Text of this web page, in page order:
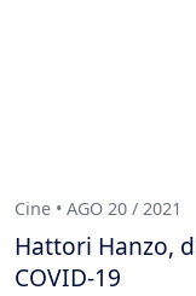
Cine • AGO 20 / 2021
Hattori Hanzo,
COVID-19